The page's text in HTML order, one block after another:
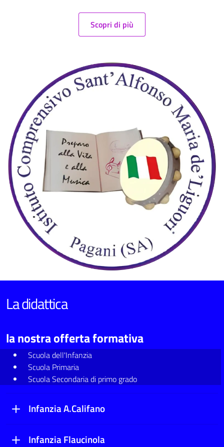
Scopri di più
La didattica
la nostra offerta formativa
Scuola dell'Infanzia
Scuola Primaria
Scuola Secondaria di primo grado
Infanzia A.Califano
Infanzia Flaucinola